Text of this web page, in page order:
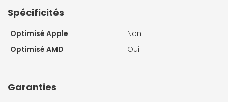
Spécificités
Optimisé Apple
Non
Optimisé AMD
Oui
Garanties